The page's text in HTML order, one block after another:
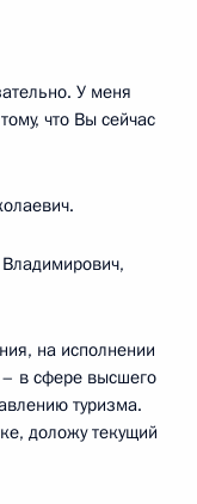
У меня
что Вы сейчас
на исполнении
в сфере высшего
туризма.
доложу текущий